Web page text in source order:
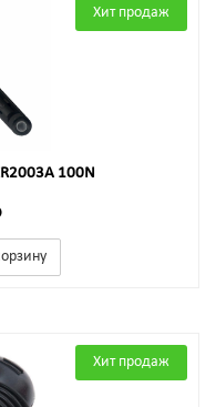
Хит продаж
100N
Хит продаж